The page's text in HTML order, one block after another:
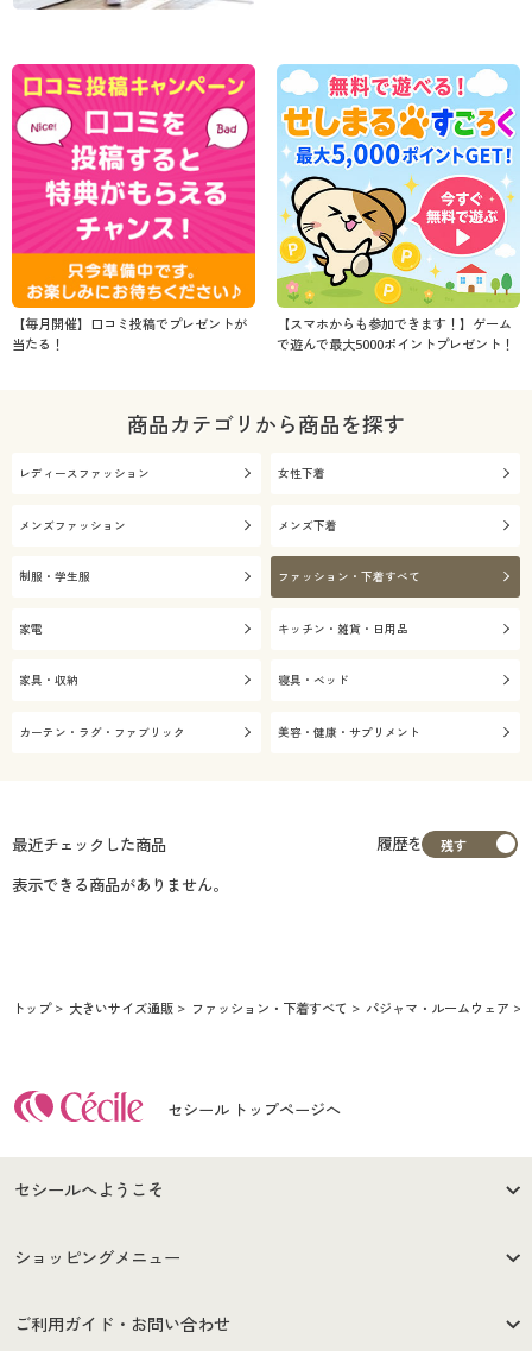
【毎月開催】口コミ投稿でプレゼントが
当たる！
【スマホからも参加できます！】ゲーム
で遊んで最大5000ポイントプレゼント！
商品カテゴリから商品を探す
レディースファッション 女性下着
メンズファッション メンズ下着
制服・学生服 ファッション・下着すべて
家電 キッチン・雑貨・日用品
家具・収納 寝具・ベッド
カーテン・ラグ・ファブリック 美容・健康・サプリメント
最近チェックした商品
履歴を
表示できる商品がありません。
トップ 大きいサイズ通販 ファッション・下着すべて パジャマ・ルームウェア
セシール トップページへ
セシールへようこそ
はじめての方へ
セシールご利用規約
ショッピングメニュー
商品カテゴリ
ご利用ガイド・お問い合わせ